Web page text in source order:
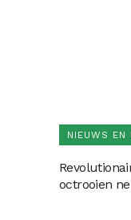
NIEUWS EN
octrooien